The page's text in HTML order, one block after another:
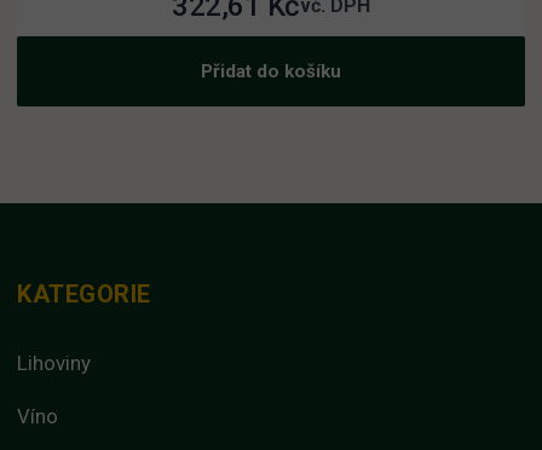
vč. DPH
Přidat do košíku
KATEGORIE
Lihoviny
Víno